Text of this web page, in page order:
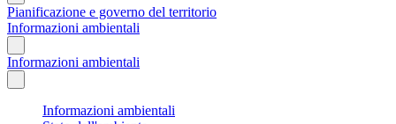
Pianificazione e governo del territorio
Informazioni ambientali
Informazioni ambientali
Informazioni ambientali